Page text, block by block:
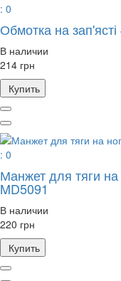
: 0
Обмотка на
В наличии
214 грн
Купить
: 0
Манжет для тяги
MD5091
В наличии
220 грн
Купить